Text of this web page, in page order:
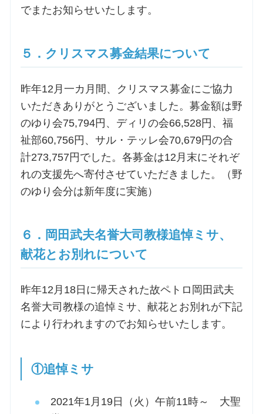
でまたお知らせいたします。
５．クリスマス募金結果について
昨年12月一カ月間、クリスマス募金にご協力
いただきありがとうございました。募金額は野
のゆり会75,794円、ディリの会66,528円、福
祉部60,756円、サル・テッレ会70,679円の合
計273,757円でした。各募金は12月末にそれぞ
れの支援先へ寄付させていただきました。（野
のゆり会分は新年度に実施）
６．岡田武夫名誉大司教様追悼ミサ、
献花とお別れについて
昨年12月18日に帰天された故ペトロ岡田武夫
名誉大司教様の追悼ミサ、献花とお別れが下記
により行われますのでお知らせいたします。
①追悼ミサ
2021年1月19日（火）午前11時～ 大聖